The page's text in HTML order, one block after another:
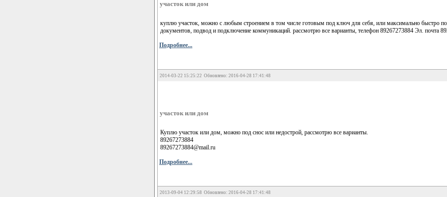
участок или дом
куплю участок, можно с любым строением в том числе готовым под ключ для себя, или максимально быстро
документов, подвод и подключение коммуникаций. рассмотрю все варианты, телефон 89267273884 Эл. почта
Подробнее...
2014-03-22 15:25:22 Обновлено: 2016-04-28 17:41:48
участок или дом
Куплю участок или дом, можно под снос или недострой, рассмотрю все варианты.
89267273884
89267273884@mail.ru
Подробнее...
2013-09-04 12:29:58 Обновлено: 2016-04-28 17:41:48